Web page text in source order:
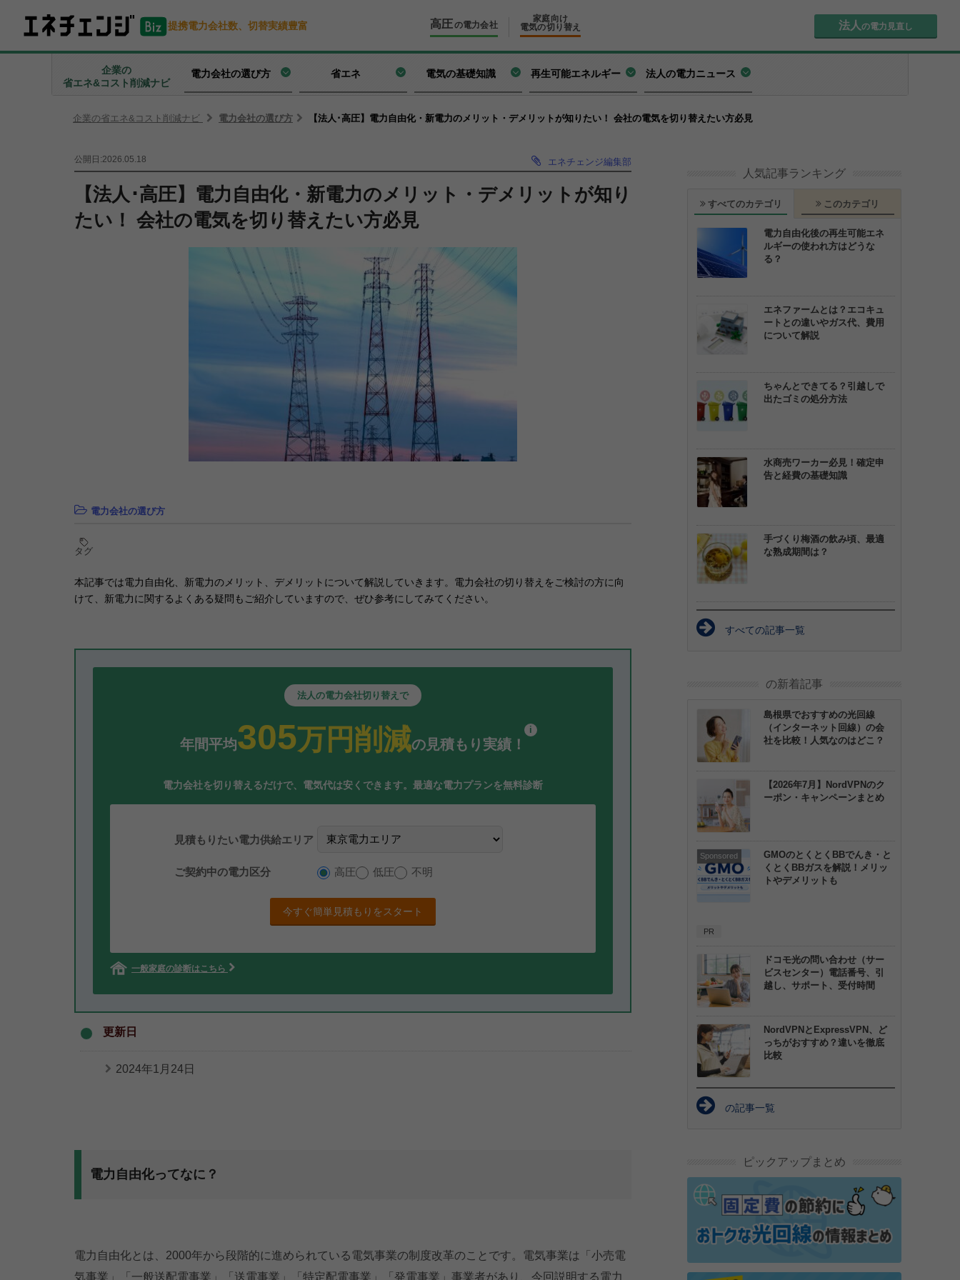
提携電力会社数、切替実績豊富 高圧の電力会社
家庭向け
電気の切り替え
法人 の電力見直し
企業の
省エネ&コスト削減ナビ
電力会社の選び方 省エネ 電気の基礎知識 再生可能エネルギー 法人の電力ニュース
企業の省エネ&コスト削減ナビ 電力会社の選び方 【法人･高圧】電力自由化・新電力のメリット・デメリットが知りたい！ 会社の電気を切り替えたい方必見
公開日:2026.05.18 エネチェンジ編集部
【法人･高圧】電力自由化・新電力のメリット・デメリットが知り
たい！ 会社の電気を切り替えたい方必見
電力会社の選び方
タグ
本記事では電力自由化、新電力のメリット、デメリットについて解説していきます。電力会社の切り替えをご検討の方に向
けて、新電力に関するよくある疑問もご紹介していますので、ぜひ参考にしてみてください。
法人の電力会社切り替えで
年間平均305万円削減の見積もり実績！
i
電力会社を切り替えるだけで、電気代は安くできます。 最適な電力プランを無料診断
見積もりたい電力供給エリア
ご契約中の電力区分 高圧 低圧 不明
今すぐ簡単見積もりをスタート
一般家庭の診断はこちら
更新日
2024年1月24日
電力自由化ってなに？
電力自由化とは、2000年から段階的に進められている電気事業の制度改革のことです。電気事業は「小売電
気事業」「一般送配電事業」「送電事業」「特定配電事業」「発電事業」事業者があり、今回説明する電力
人気記事ランキング
すべてのカテゴリ このカテゴリ
電力自由化後の再生可能エネ
ルギーの使われ方はどうな
る？
エネファームとは？エコキュ
ートとの違いやガス代、費用
について解説
ちゃんとできてる？引越しで
出たゴミの処分方法
水商売ワーカー必見！確定申
告と経費の基礎知識
手づくり梅酒の飲み頃、最適
な熟成期間は？
すべての記事一覧
の新着記事
島根県でおすすめの光回線
（インターネット回線）の会
社を比較！人気なのはどこ？
【2026年7月】NordVPNのク
ーポン・キャンペーンまとめ
GMOのとくとくBBでんき・と
くとくBBガスを解説！メリッ
トやデメリットも
PR
ドコモ光の問い合わせ（サー
ビスセンター）電話番号、引
越し、サポート、受付時間
NordVPNとExpressVPN、ど
っちがおすすめ？違いを徹底
比較
の記事一覧
ピックアップまとめ